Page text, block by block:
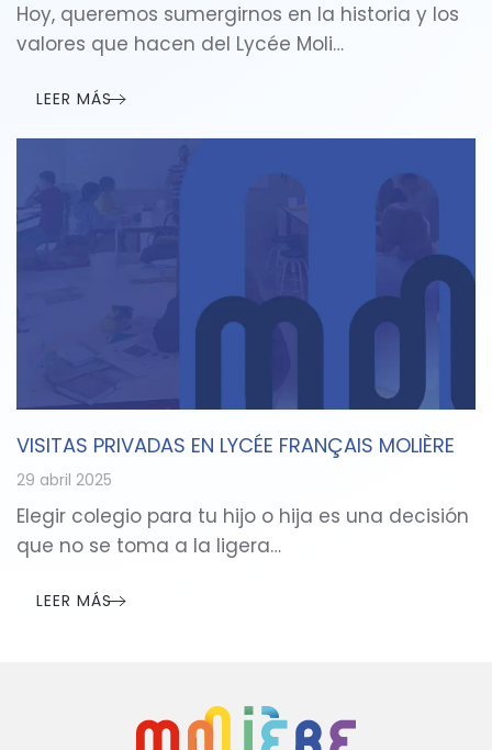
Hoy, queremos sumergirnos en la historia y los
valores que hacen del Lycée Moli…
LEER MÁS
VISITAS PRIVADAS EN LYCÉE FRANÇAIS MOLIÈRE
29 abril 2025
Elegir colegio para tu hijo o hija es una decisión
que no se toma a la ligera…
LEER MÁS